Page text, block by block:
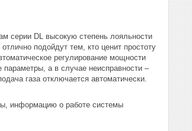
серии DL высокую степень лояльности
подойдут тем, кто ценит простоту
регулирование мощности
а в случае неисправности –
газа отключается автоматически.
информацию о работе системы